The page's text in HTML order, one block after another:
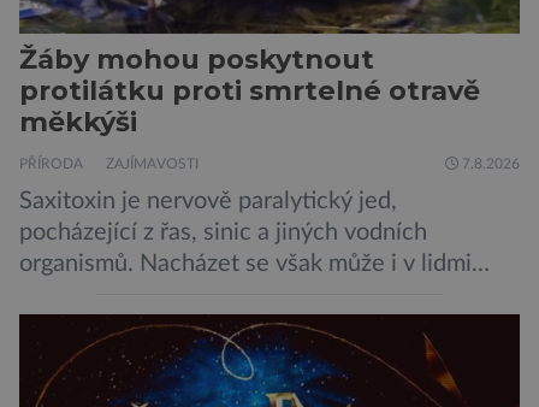
Žáby mohou poskytnout
protilátku proti smrtelné otravě
měkkýši
PŘÍRODA ZAJÍMAVOSTI 7.8.2026
Saxitoxin je nervově paralytický jed,
pocházející z řas, sinic a jiných vodních
organismů. Nacházet se však může i v lidmi
slávky. K příznakům otravy patří paralýza
dýchacích cest, dojít však může až k udušení.
Dosud proti tomuto jedu neexistovala